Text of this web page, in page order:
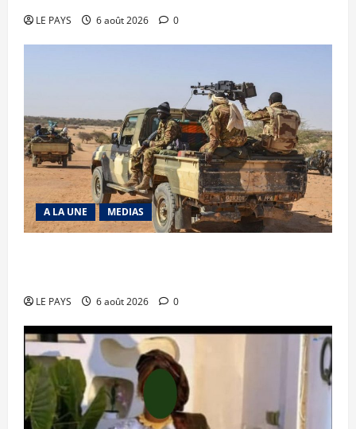
LE PAYS 6 août 2026 0
A LA UNE MEDIAS
LE PAYS 6 août 2026 0